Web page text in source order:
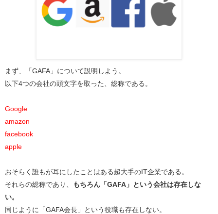
まず、「GAFA」について説明しよう。
以下4つの会社の頭文字を取った、総称である。
Google
amazon
facebook
apple
おそらく誰もが耳にしたことはある超大手のIT企業である。
それらの総称であり、
もちろん「GAFA」という会社は存在しな
い。
同じように「GAFA会長」という役職も存在しない。